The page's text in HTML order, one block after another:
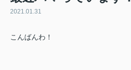
2021.01.31
こんばんわ！